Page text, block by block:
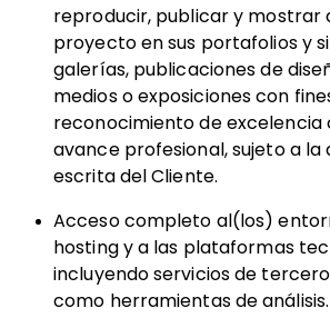
reproducir, publicar y mostrar
proyecto en sus portafolios y
galerías, publicaciones de
medios o exposiciones con
reconocimiento de excelencia
avance profesional, sujeto a la
escrita del Cliente.
Acceso completo al(los)
hosting y a las plataformas
incluyendo servicios de
como herramientas de análisis.